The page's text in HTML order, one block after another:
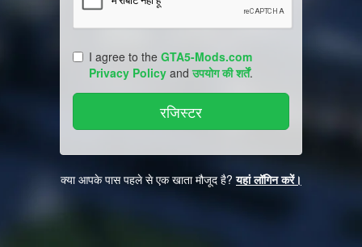
I agree to the GTA5-Mods.com
Privacy Policy andउपयोग की शर्तें.
क्या आपके पास पहले से एक खाता मौजूद है?यहां लॉगिन करें।